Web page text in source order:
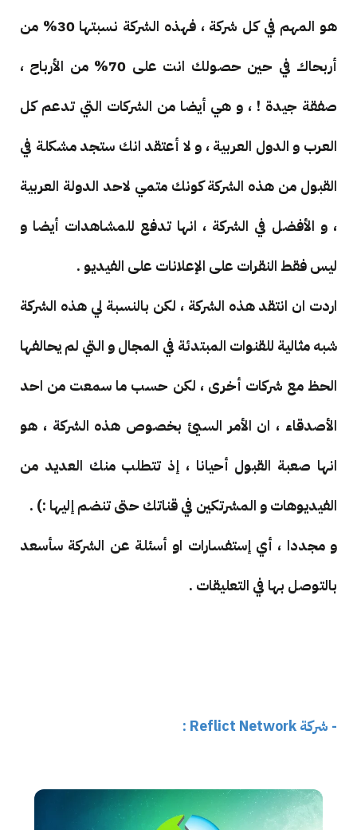
هو المهم في كل شركة ، فهذه الشركة نسبتها 30% من
أربحاك في حين حصولك انت على 70% من الأرباح ،
صفقة جيدة ! ، و هي أيضا من الشركات التي تدعم كل
العرب و الدول العربية ، و لا أعتقد انك ستجد مشكلة في
القبول من هذه الشركة كونك متمي لاحد الدولة العربية
، و الأفضل في الشركة ، انها تدفع للمشاهدات أيضا و
ليس فقط النقرات على الإعلانات على الفيديو .
اردت ان انتقد هذه الشركة ، لكن بالنسبة لي هذه الشركة
شبه مثالية للقنوات المبتدئة في المجال و التي لم يحالفها
الحظ مع شركات أخرى ، لكن حسب ما سمعت من احد
الأصدقاء ، ان الأمر السيئ بخصوص هذه الشركة ، هو
انها صعبة القبول أحيانا ، إذ تتطلب منك العديد من
الفيديوهات و المشرتكين في قناتك حتى تنضم إليها :) .
و مجددا ، أي إستفسارات او أسئلة عن الشركة سأسعد
بالتوصل بها في التعليقات .
- شركة Reflict Network :